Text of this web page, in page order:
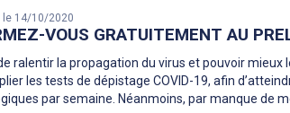
le 14/10/2020
VOUS GRATUITEMENT AU
ralentir la propagation du virus et pouvoir mieux
les tests de dépistage COVID-19, afin
par semaine. Néanmoins, par manque de